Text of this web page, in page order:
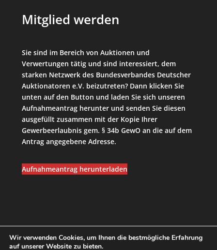
Mitglied werden
Sie sind im Bereich von Auktionen und
Verwertungen tätig und sind interessiert, dem
starken Netzwerk des Bundesverbandes Deutscher
Auktionatoren e.V. beizutreten? Dann klicken Sie
unten auf den Button und laden Sie sich unseren
Aufnahmeantrag herunter und senden Sie diesen
ausgefüllt zusammen mit der Kopie Ihrer
Gewerbeerlaubnis gem. § 34b GewO an die auf dem
Antrag angegebene Adresse.
Aufnahmeantrag herunterladen
Datenschutzerklärung
Wir verwenden Cookies, um Ihnen die bestmögliche Erfahrung
auf unserer Website zu bieten.